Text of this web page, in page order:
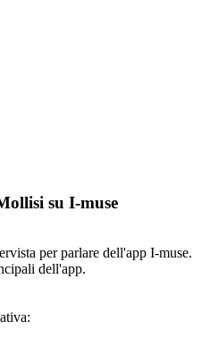
su I-muse
per parlare dell'app I-muse.
dell'app.